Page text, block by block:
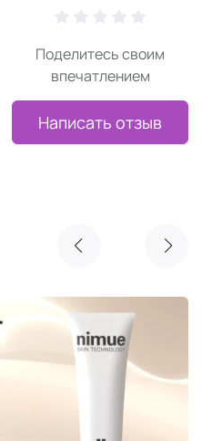
Поделитесь своим
впечатлением
Написать отзыв